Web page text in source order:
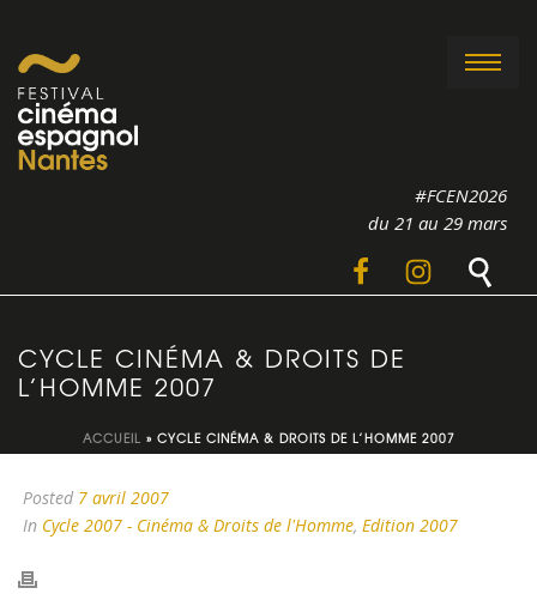
#FCEN2026
du 21 au 29 mars
CYCLE CINÉMA & DROITS DE
L’HOMME 2007
ACCUEIL » CYCLE CINÉMA & DROITS DE L’HOMME 2007
Posted 7 avril 2007
In Cycle 2007 - Cinéma & Droits de l'Homme, Edition 2007